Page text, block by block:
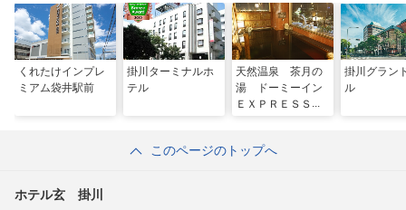
くれたけインプレ
ミアム袋井駅前
掛川ターミナルホ
テル
天然温泉 茶月の
湯 ドーミーイン
ＥＸＰＲＥＳＳ掛
テルズグループ）
掛川グラン
ル
このページのトップへ
ホテル玄 掛川